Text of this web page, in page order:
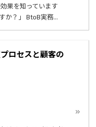
果を知っています
か？」 BtoB実務...
ロセスと顧客の